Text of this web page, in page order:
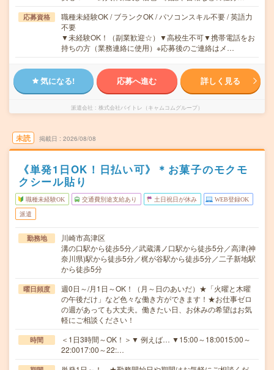
応募資格
職種未経験OK / ブランクOK / パソコンスキル不要 / 英語力
不要
▼未経験OK！（副業歓迎☆）▼高校生不可▼携帯電話をお
持ちの方（業務連絡に使用）※応募後のご連絡はメ…
気になる! 応募へ進む 詳しく見る
派遣会社 株式会社バイトレ（キャムコムグループ）
未読 掲載日 2026/08/08
《単発1日OK！日払い可》＊お菓子のモクモ
クシール貼り
職種未経験OK 交通費別途支給あり 土日祝日が休み WEB登録OK
派遣
勤務地
川崎市高津区
溝の口駅から徒歩5分／武蔵溝ノ口駅から徒歩5分／高津(神
奈川県)駅から徒歩5分／梶が谷駅から徒歩5分／二子新地駅
から徒歩5分
曜日頻度
週0日～/月1日～OK！（月～日のあいだ）★「火曜と木曜
の午後だけ」など色々な働き方ができます！★お仕事ゼロ
の週があっても大丈夫。働きたい日、お休みの希望はお気
軽にご相談ください！
時間
＜1日3時間～OK！＞▼ 例えば… ▼15:00～18:0015:00～
22:0017:00～22:…